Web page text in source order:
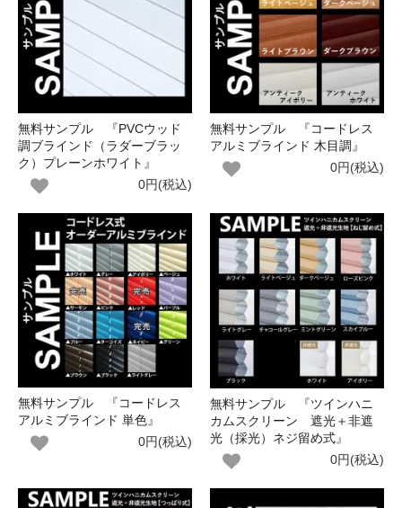
無料サンプル 『PVCウッド
調ブラインド（ラダーブラッ
ク）プレーンホワイト』
0円(税込)
無料サンプル 『コードレス
アルミブラインド 木目調』
0円(税込)
無料サンプル 『コードレス
アルミブラインド 単色』
0円(税込)
無料サンプル 『ツインハニ
カムスクリーン 遮光＋非遮
光（採光）ネジ留め式』
0円(税込)